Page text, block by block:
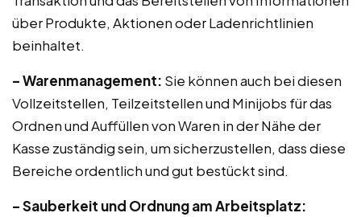
über Produkte, Aktionen oder Ladenrichtlinien
beinhaltet.
– Warenmanagement: Sie können auch bei diesen
Vollzeitstellen, Teilzeitstellen und Minijobs für das
Ordnen und Auffüllen von Waren in der Nähe der
Kasse zuständig sein, um sicherzustellen, dass diese
Bereiche ordentlich und gut bestückt sind.
– Sauberkeit und Ordnung am Arbeitsplatz: